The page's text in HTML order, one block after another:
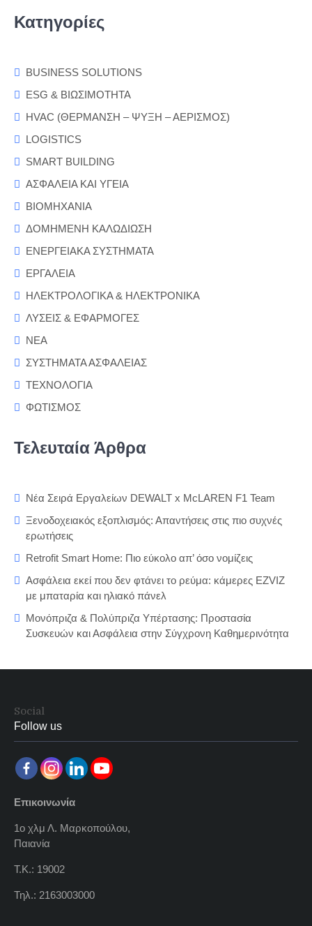
Κατηγορίες
BUSINESS SOLUTIONS
ESG & ΒΙΩΣΙΜΟΤΗΤΑ
HVAC (ΘΕΡΜΑΝΣΗ – ΨΥΞΗ – ΑΕΡΙΣΜΟΣ)
LOGISTICS
SMART BUILDING
ΑΣΦΑΛΕΙΑ ΚΑΙ ΥΓΕΙΑ
ΒΙΟΜΗΧΑΝΙΑ
ΔΟΜΗΜΕΝΗ ΚΑΛΩΔΙΩΣΗ
ΕΝΕΡΓΕΙΑΚΑ ΣΥΣΤΗΜΑΤΑ
ΕΡΓΑΛΕΙΑ
ΗΛΕΚΤΡΟΛΟΓΙΚΑ & ΗΛΕΚΤΡΟΝΙΚΑ
ΛΥΣΕΙΣ & ΕΦΑΡΜΟΓΕΣ
ΝΕΑ
ΣΥΣΤΗΜΑΤΑ ΑΣΦΑΛΕΙΑΣ
ΤΕΧΝΟΛΟΓΙΑ
ΦΩΤΙΣΜΟΣ
Τελευταία Άρθρα
Νέα Σειρά Εργαλείων DEWALT x McLAREN F1 Team
Ξενοδοχειακός εξοπλισμός: Απαντήσεις στις πιο συχνές
ερωτήσεις
Retrofit Smart Home: Πιο εύκολο απ’ όσο νομίζεις
Ασφάλεια εκεί που δεν φτάνει το ρεύμα: κάμερες EZVIZ
με μπαταρία και ηλιακό πάνελ
Μονόπριζα & Πολύπριζα Υπέρτασης: Προστασία
Συσκευών και Ασφάλεια στην Σύγχρονη Καθημερινότητα
Social
Follow us
Επικοινωνία
1ο χλμ Λ. Μαρκοπούλου,
Παιανία
Τ.Κ.: 19002
Τηλ.: 2163003000